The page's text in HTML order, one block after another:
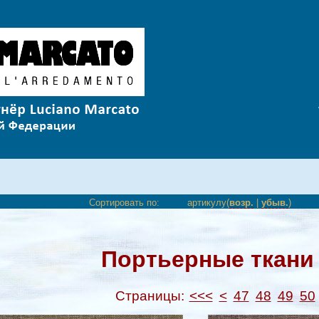
Сортировать по: артикулу(возр. убыв.)
Портьерные
Страницы: <<< < 47 48 49 50